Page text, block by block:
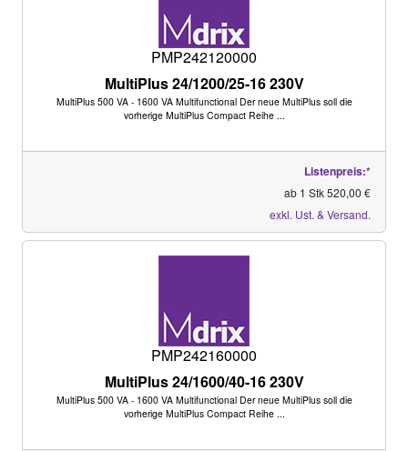
PMP242120000
MultiPlus 24/1200/25-16 230V
MultiPlus 500 VA - 1600 VA Multifunctional Der neue MultiPlus soll die
vorherige MultiPlus Compact Reihe ...
Listenpreis:*
ab 1 Stk 520,00 €
exkl. Ust. & Versand.
PMP242160000
MultiPlus 24/1600/40-16 230V
MultiPlus 500 VA - 1600 VA Multifunctional Der neue MultiPlus soll die
vorherige MultiPlus Compact Reihe ...